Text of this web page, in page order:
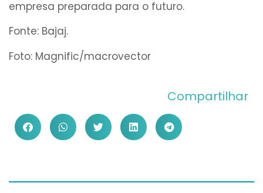
empresa preparada para o futuro.
Fonte: Bajaj.
Foto: Magnific/macrovector
Compartilhar